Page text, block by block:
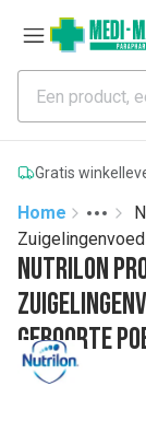
Gratis
Home
More
Toggle
Nutrilon
geboorte